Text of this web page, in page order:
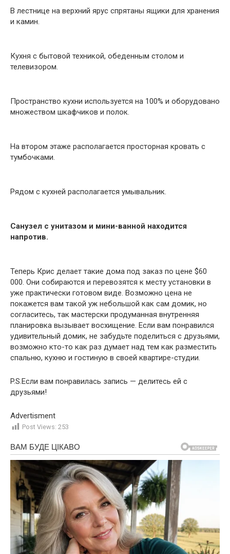
В лестнице на верхний ярус спрятаны ящики для хранения
и камин.
Кухня с бытовой техникой, обеденным столом и
телевизором.
Пространство кухни используется на 100% и оборудовано
множеством шкафчиков и полок.
На втором этаже располагается просторная кровать с
тумбочками.
Рядом с кухней располагается умывальник.
Санузел с унитазом и мини-ванной находится
напротив.
Теперь Крис делает такие дома под заказ по цене $60
000. Они собираются и перевозятся к месту установки в
уже практически готовом виде. Возможно цена не
покажется вам такой уж небольшой как сам домик, но
согласитесь, так мастерски продуманная внутренняя
планировка вызывает восхищение. Если вам понравился
удивительный домик, не забудьте поделиться с друзьями,
возможно кто-то как раз думает над тем как разместить
спальню, кухню и гостиную в своей квартире-студии.
P.S.Если вам понравилась запись — делитесь ей с
друзьями!
Advertisment
Post Views: 253